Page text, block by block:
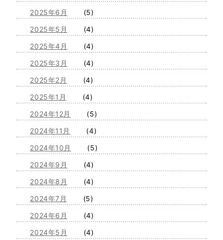
2025年6月
(5)
2025年5月
(4)
2025年4月
(4)
2025年3月
(4)
2025年2月
(4)
2025年1月
(4)
2024年12月
(5)
2024年11月
(4)
2024年10月
(5)
2024年9月
(4)
2024年8月
(4)
2024年7月
(5)
2024年6月
(4)
2024年5月
(4)